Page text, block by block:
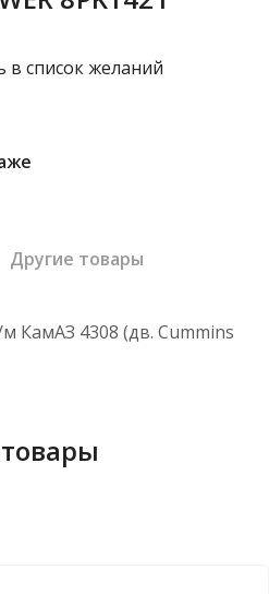
в список желаний
Другие товары
КамАЗ 4308 (дв. Cummins